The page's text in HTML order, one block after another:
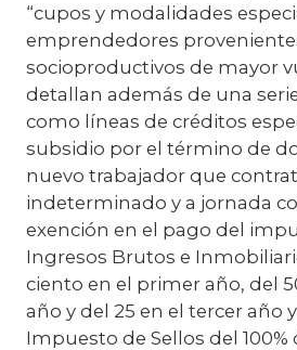
“cupos y modalidades
emprendedores
socioproductivos de mayor
detallan además de una
como líneas de créditos
subsidio por el término de
nuevo trabajador que
indeterminado y a jornada
exención en el pago del
Ingresos Brutos e
ciento en el primer año, del
año y del 25 en el tercer año
Impuesto de Sellos del 100%